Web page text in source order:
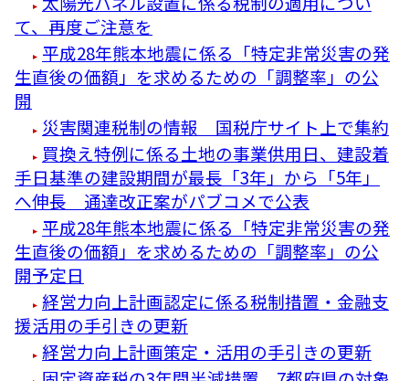
て、再度ご注意を
平成28年熊本地震に係る「特定非常災害の発
生直後の価額」を求めるための「調整率」の公
開
災害関連税制の情報 国税庁サイト上で集約
買換え特例に係る土地の事業供用日、建設着
手日基準の建設期間が最長「3年」から「5年」
へ伸長 通達改正案がパブコメで公表
平成28年熊本地震に係る「特定非常災害の発
生直後の価額」を求めるための「調整率」の公
開予定日
経営力向上計画認定に係る税制措置・金融支
援活用の手引きの更新
経営力向上計画策定・活用の手引きの更新